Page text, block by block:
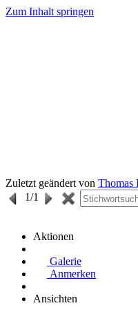
Zum Inhalt springen
Zuletzt geändert von Thomas
1/1
Aktionen
Galerie
Anmerken
Ansichten